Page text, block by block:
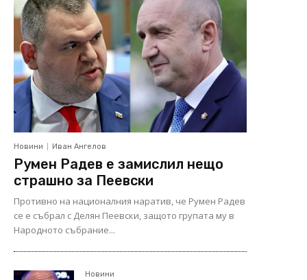
Новини Иван Ангелов
Румен Радев е замислил нещо
страшно за Пеевски
Противно на националния наратив, че Румен Радев
се е събрал с Делян Пеевски, защото групата му в
Народното събрание...
Новини